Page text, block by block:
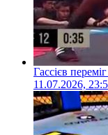
Гассієв
11.07.2026,